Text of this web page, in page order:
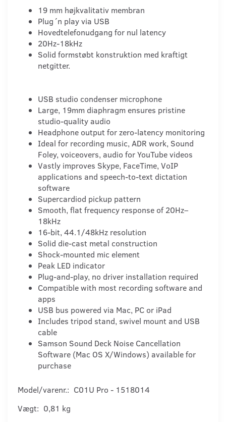
19 mm højkvalitativ membran
Plug´n play via USB
Hovedtelefonudgang for nul latency
20Hz-18kHz
Solid formstøbt konstruktion med kraftigt
netgitter.
USB studio condenser microphone
Large, 19mm diaphragm ensures pristine
studio-quality audio
Headphone output for zero-latency monitoring
Ideal for recording music, ADR work, Sound
Foley, voiceovers, audio for YouTube videos
Vastly improves Skype, FaceTime, VoIP
applications and speech-to-text dictation
software
Supercardiod pickup pattern
Smooth, flat frequency response of 20Hz–
18kHz
16-bit, 44.1/48kHz resolution
Solid die-cast metal construction
Shock-mounted mic element
Peak LED indicator
Plug-and-play, no driver installation required
Compatible with most recording software and
apps
USB bus powered via Mac, PC or iPad
Includes tripod stand, swivel mount and USB
cable
Samson Sound Deck Noise Cancellation
Software (Mac OS X/Windows) available for
purchase
Model/varenr.: C01U Pro - 1518014
Vægt: 0,81 kg